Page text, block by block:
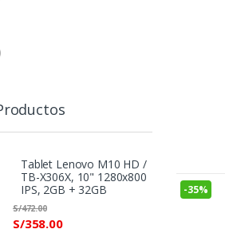
-35%
Tablet Lenovo M10 HD /
TB-X306X, 10" 1280x800
IPS, 2GB + 32GB
S/358.00
S/472.00